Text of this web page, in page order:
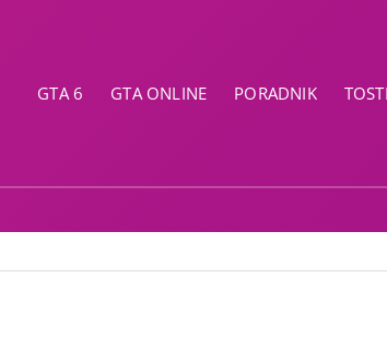
GTA 6 GTA ONLINE PORADNIK